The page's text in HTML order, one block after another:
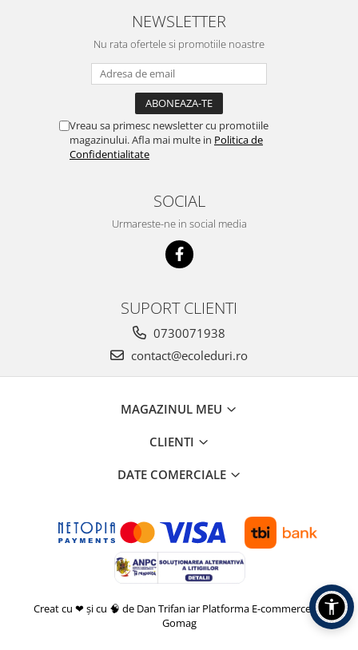
NEWSLETTER
Nu rata ofertele si promotiile noastre
Vreau sa primesc newsletter cu promotiile
magazinului. Afla mai multe in Politica de
Confidentialitate
SOCIAL
Urmareste-ne in social media
SUPORT CLIENTI
0730071938
contact@ecoleduri.ro
MAGAZINUL MEU
CLIENTI
DATE COMERCIALE
Creat cu ❤ și cu 🧠 de Dan Trifan iar Platforma E-commerce by
Gomag